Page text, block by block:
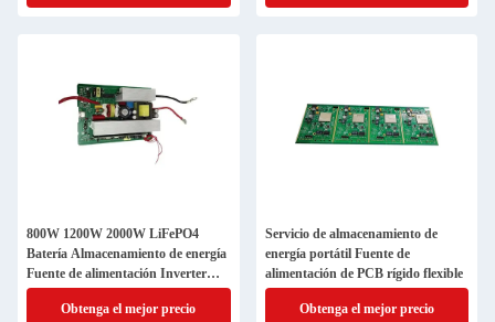
800W 1200W 2000W LiFePO4
Batería Almacenamiento de energía
Fuente de alimentación Inverter
Fabricación de PCB flexibles
Obtenga el mejor precio
Servicio de almacenamiento de
energía portátil Fuente de
alimentación de PCB rígido flexible
Obtenga el mejor precio